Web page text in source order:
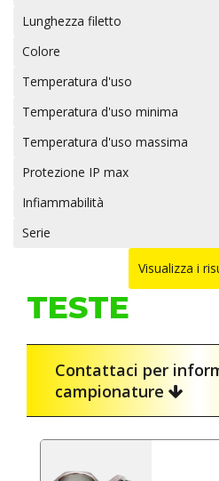
Lunghezza filetto
Colore
Temperatura d'uso
Temperatura d'uso minima
Temperatura d'uso massima
Protezione IP max
Infiammabilità
Serie
Visualizza i
TESTE
Contattaci per
campionature